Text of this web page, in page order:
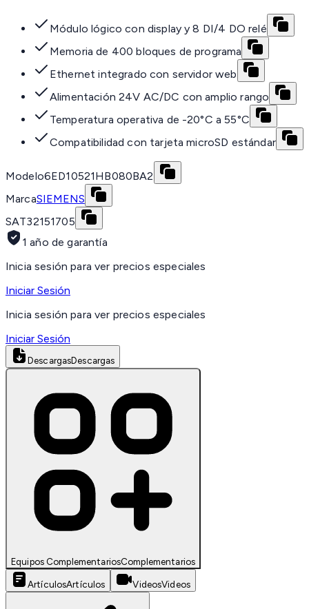
Módulo lógico con display y 8 DI/4 DO relé
Memoria de 400 bloques de programa
Ethernet integrado con servidor web
Alimentación 24V AC/DC con amplio rango
Temperatura operativa de -20°C a 55°C
Compatibilidad con tarjeta microSD estándar
Modelo6ED10521HB080BA2
MarcaSIEMENS
SAT32151705
1 año de garantía
Inicia sesión para ver precios especiales
Iniciar Sesión
Inicia sesión para ver precios especiales
Iniciar Sesión
DescargasDescargas
Equipos ComplementariosComplementarios
ArtículosArtículos VideosVideos